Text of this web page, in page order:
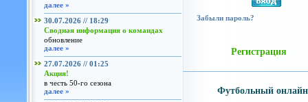
далее »
30.07.2026 // 18:29
Сводная информация о командах
обновление
далее »
27.07.2026 // 01:25
Акция!
в честь 50-го сезона
далее »
Забыли пароль?
Регистрация
Футбольный